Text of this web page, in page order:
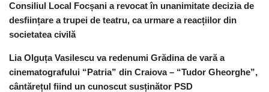
Consiliul Local Focșani a revocat în unanimitate decizia de
desființare a trupei de teatru, ca urmare a reacțiilor din
societatea civilă
Lia Olguța Vasilescu va redenumi Grădina de vară a
cinematografului “Patria” din Craiova – “Tudor Gheorghe”,
cântărețul fiind un cunoscut susținător PSD